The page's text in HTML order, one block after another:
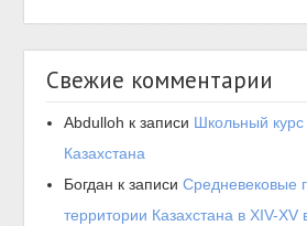
Свежие комментарии
Abdulloh к записи Школьный курс
Казахстана
Богдан к записиСредневековые
территории Казахстана в XIV-XV